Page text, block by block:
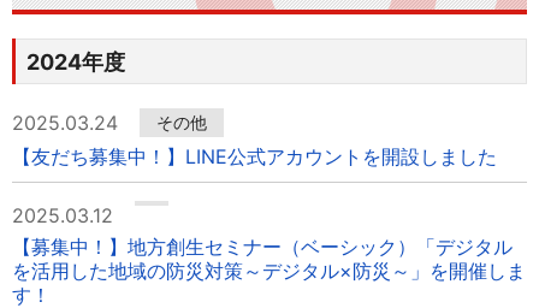
2024年度
2025.03.24 その他
【友だち募集中！】LINE公式アカウントを開設しました
2025.03.12
【募集中！】地方創生セミナー（ベーシック）「デジタル
を活用した地域の防災対策～デジタル×防災～」を開催しま
す！